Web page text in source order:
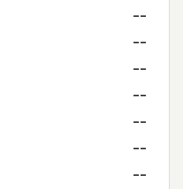
--
--
--
--
--
--
--